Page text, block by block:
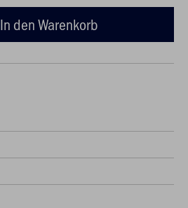
In den Warenkorb